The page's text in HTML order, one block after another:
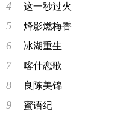
4 这一秒过火
5 烽影燃梅香
6 冰湖重生
7 喀什恋歌
8 良陈美锦
9 蜜语纪